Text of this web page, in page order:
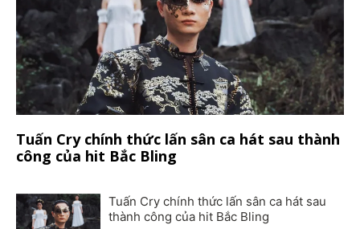
Tuấn Cry chính thức lấn sân ca hát sau thành
công của hit Bắc Bling
Tuấn Cry chính thức lấn sân ca hát sau
thành công của hit Bắc Bling